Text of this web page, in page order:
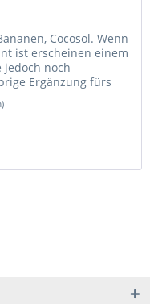
Cocosöl. Wenn
ist erscheinen einem
jedoch noch
Ergänzung fürs